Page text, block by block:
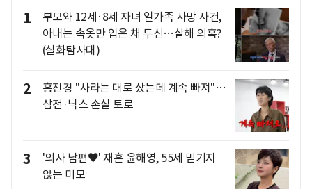
1
부모와 12세·8세 자녀 일가족 사망 사건,
아내는 속옷만 입은 채 투신…살해 의혹?
(실화탐사대)
2
홍진경 "사라는 대로 샀는데 계속 빠져"…
삼전·닉스 손실 토로
3
'의사 남편♥' 재혼 윤해영, 55세 믿기지
않는 미모